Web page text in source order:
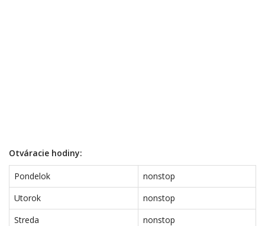
Otváracie hodiny:
Pondelok
nonstop
Utorok
nonstop
Streda
nonstop